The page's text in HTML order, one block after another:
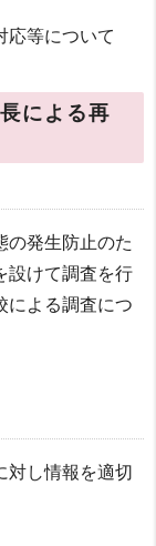
応等について
による再
の発生防止のた
設けて調査を行
による調査につ
対し情報を適切